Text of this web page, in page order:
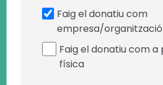
Faig el donatiu com
empresa/organització
Faig el donatiu com a
física